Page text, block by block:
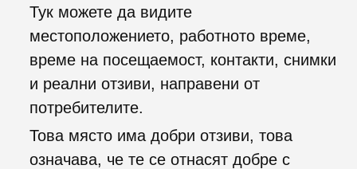
Тук можете да видите
местоположението, работното време,
време на посещаемост, контакти, снимки
и реални отзиви, направени от
потребителите.
Това място има добри отзиви, това
означава, че те се отнасят добре с